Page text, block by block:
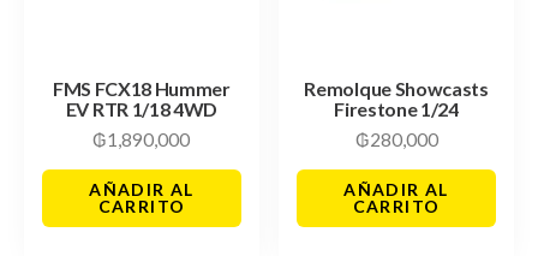
FMS FCX18 Hummer
EV RTR 1/18 4WD
₲1,890,000
AÑADIR AL
CARRITO
Remolque Showcasts
Firestone 1/24
₲280,000
AÑADIR AL
CARRITO